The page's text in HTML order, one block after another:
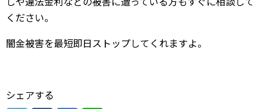
ください。
闇金被害を最短即日ストップしてくれますよ。
シェアする